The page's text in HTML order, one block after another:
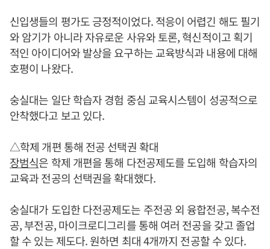
신입생들의 평가도 긍정적이었다. 적응이 어렵긴 해도 필기
와 암기가 아니라 자유로운 사유와 토론, 혁신적이고 획기
적인 아이디어와 발상을 요구하는 교육방식과 내용에 대해
호평이 나왔다.
숭실대는 일단 학습자 경험 중심 교육시스템이 성공적으로
안착했다고 보고 있다.
△학제 개편 통해 전공 선택권 확대
장범식은 학제 개편을 통해 다전공제도를 도입해 학습자의
교육과 전공의 선택권을 확대했다.
숭실대가 도입한 다전공제도는 주전공 외 융합전공, 복수전
공, 부전공, 마이크로디그리를 통해 여러 전공을 갖고 졸업
할 수 있는 제도다. 원하면 최대 4개까지 전공할 수 있다.